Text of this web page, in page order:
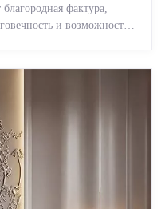
фактура,
и возможность